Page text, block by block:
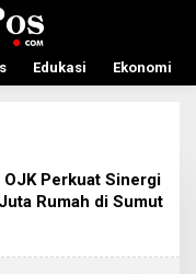
Edukasi Ekonomi
Perkuat Sinergi
Rumah di Sumut